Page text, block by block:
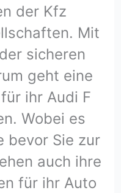
der Kfz
Mit
sicheren
geht eine
ihr Audi F
Wobei es
bevor Sie zur
auch ihre
für ihr Auto